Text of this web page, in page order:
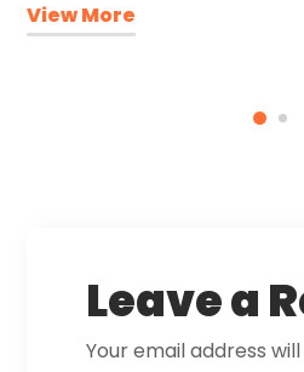
View More
Leave a
Your email address